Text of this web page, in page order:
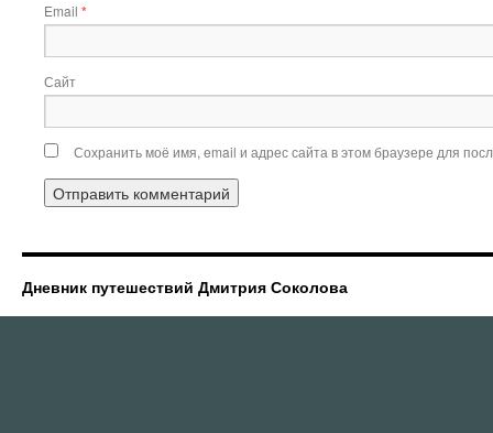
Email *
Сайт
Сохранить моё имя, email и адрес сайта в этом браузере для
Дневник путешествий Дмитрия Соколова